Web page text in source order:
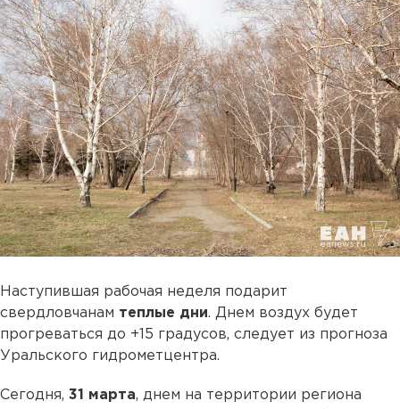
Наступившая рабочая неделя подарит
свердловчанам теплые дни. Днем воздух будет
прогреваться до +15 градусов, следует из прогноза
Уральского гидрометцентра.
Сегодня, 31 марта, днем на территории региона